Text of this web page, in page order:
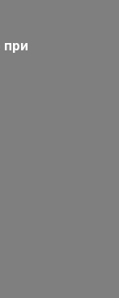
при